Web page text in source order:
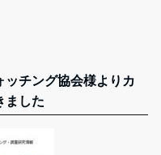
チング協会様よりカ
ました